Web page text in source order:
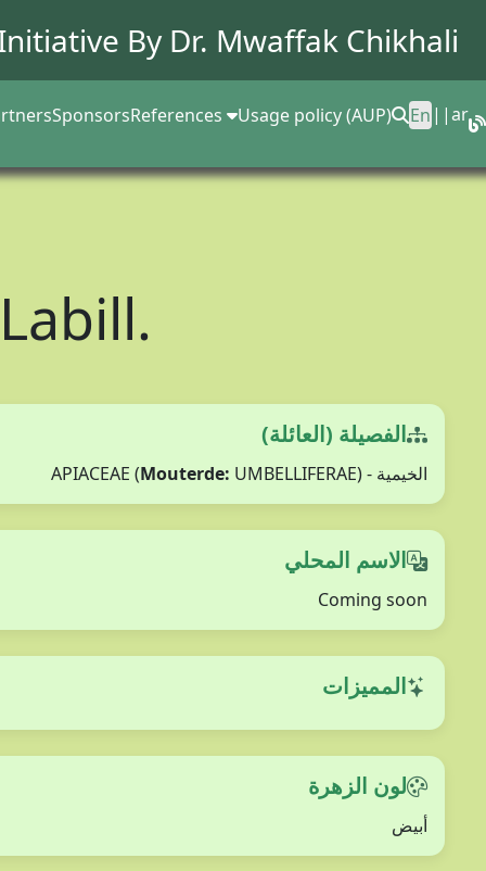
By Dr. Mwaffak Chikhali
SponsorsReferences Usage policy (AUP) En ||ar
Labill.
الفصيلة (العائلة)
الخيمية - APIACEAE ( Mouterde: UMBELLIFERAE)
الاسم المحلي
Coming soon
المميزات
لون الزهرة
أبيض